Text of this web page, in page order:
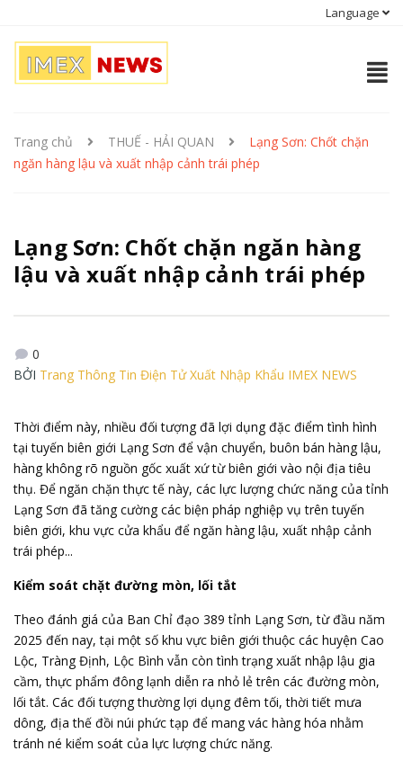
Language
Trang chủ THUẾ - HẢI QUAN
Lạng Sơn: Chốt chặn
ngăn hàng lậu và xuất nhập cảnh trái phép
Lạng Sơn: Chốt chặn ngăn hàng
lậu và xuất nhập cảnh trái phép
0
BỞI Trang Thông Tin Điện Tử Xuất Nhập Khẩu IMEX NEWS
Thời điểm này, nhiều đối tượng đã lợi dụng đặc điểm tình hình
tại tuyến biên giới Lạng Sơn để vận chuyển, buôn bán hàng lậu,
hàng không rõ nguồn gốc xuất xứ từ biên giới vào nội địa tiêu
thụ. Để ngăn chặn thực tế này, các lực lượng chức năng của tỉnh
Lạng Sơn đã tăng cường các biện pháp nghiệp vụ trên tuyến
biên giới, khu vực cửa khẩu để ngăn hàng lậu, xuất nhập cảnh
trái phép...
Kiểm soát chặt đường mòn, lối tắt
Theo đánh giá của Ban Chỉ đạo 389 tỉnh Lạng Sơn, từ đầu năm
2025 đến nay, tại một số khu vực biên giới thuộc các huyện Cao
Lộc, Tràng Định, Lộc Bình vẫn còn tình trạng xuất nhập lậu gia
cầm, thực phẩm đông lạnh diễn ra nhỏ lẻ trên các đường mòn,
lối tắt. Các đối tượng thường lợi dụng đêm tối, thời tiết mưa
dông, địa thế đồi núi phức tạp để mang vác hàng hóa nhằm
tránh né kiểm soát của lực lượng chức năng.